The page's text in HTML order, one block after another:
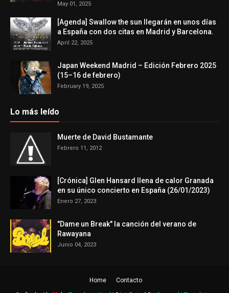
May 01, 2025
[Agenda] Swallow the sun llegarán en unos días
a España con dos citas en Madrid y Barcelona.
April 22, 2025
Japan Weekend Madrid – Edición Febrero 2025
(15–16 de febrero)
February 19, 2025
Lo más leído
Muerte de David Bustamante
Febrero 11, 2012
[Crónica] Glen Hansard llena de calor Granada
en su único concierto en España (26/01/2023)
Enero 27, 2023
"Dame un Break" la canción del verano de
Rawayana
Junio 04, 2023
Home Contacto